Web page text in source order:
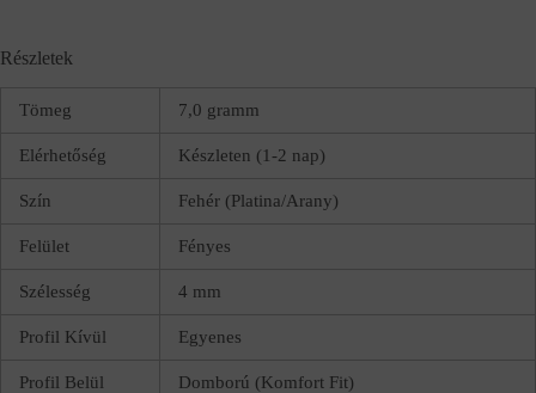
Részletek
Tömeg 7,0 gramm
Elérhetőség Készleten (1-2 nap)
Szín Fehér (Platina/Arany)
Felület Fényes
Szélesség 4 mm
Profil Kívül Egyenes
Profil Belül Domború (Komfort Fit)